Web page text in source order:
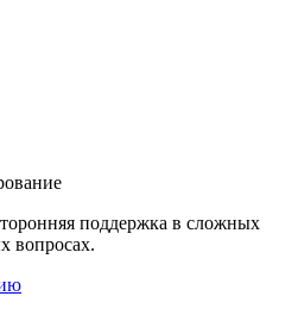
поддержка в сложных
вопросах.